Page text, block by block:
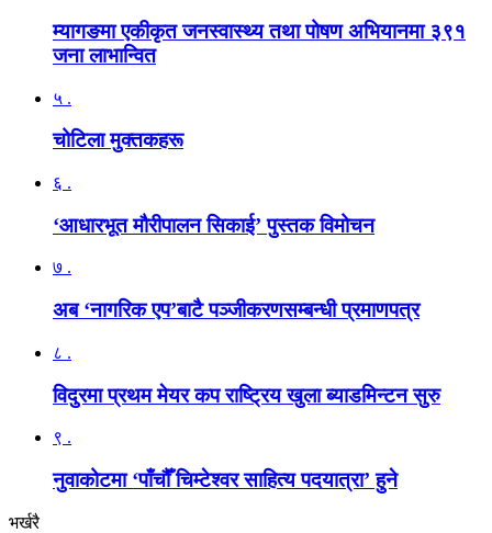
म्यागङमा एकीकृत जनस्वास्थ्य तथा पोषण अभियानमा ३९१
जना लाभान्वित
५ .
चोटिला मुक्तकहरू
६ .
‘आधारभूत मौरीपालन सिकाई’ पुस्तक विमोचन
७ .
अब ‘नागरिक एप’बाटै पञ्जीकरणसम्बन्धी प्रमाणपत्र
८ .
विदुरमा प्रथम मेयर कप राष्ट्रिय खुला ब्याडमिन्टन सुरु
९ .
नुवाकोटमा ‘पाँचौँ चिम्टेश्वर साहित्य पदयात्रा’ हुने
भर्खरै